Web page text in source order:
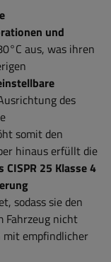
und
aus, was ihren
des
somit den
hinaus erfüllt die
CISPR 25 Klasse 4
sodass sie den
Fahrzeug nicht
mit empfindlicher